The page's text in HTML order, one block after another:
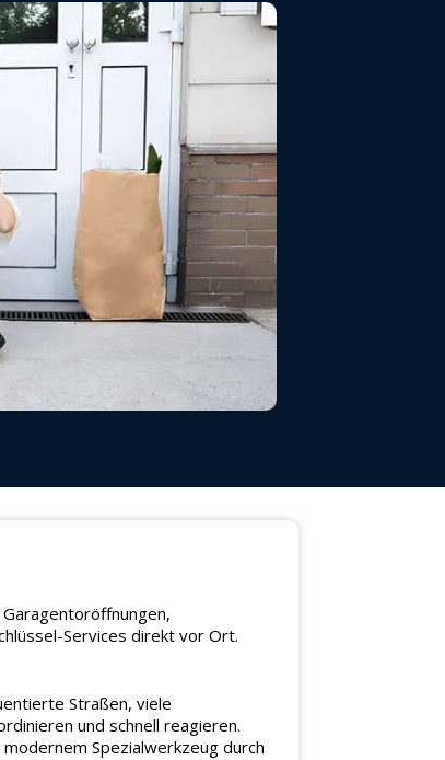
Services direkt vor Ort.
Straßen, viele
und schnell reagieren.
Spezialwerkzeug durch